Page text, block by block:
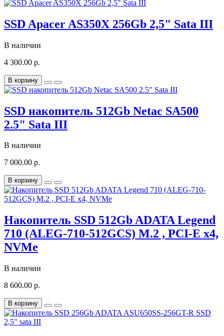
SSD Apacer AS350X 256Gb 2,5" Sata III
В наличии
4 300.00 р.
В корзину
SSD накопитель 512Gb Netac SA500
2.5" Sata III
В наличии
7 000.00 р.
В корзину
Накопитель SSD 512Gb ADATA Legend
710 (ALEG-710-512GCS) M.2 , PCI-E x4,
NVMe
В наличии
8 600.00 р.
В корзину